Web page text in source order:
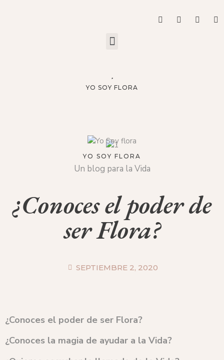
YO SOY FLORA
YO SOY FLORA
Un blog para la Vida
¿Conoces el poder de
ser Flora?
SEPTIEMBRE 2, 2020
¿Conoces el poder de ser Flora?
¿Conoces la magia de ayudar a la Vida?